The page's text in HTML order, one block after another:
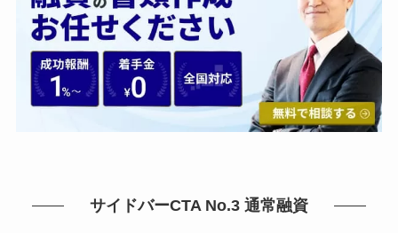
サイドバーCTA No.3 通常融資